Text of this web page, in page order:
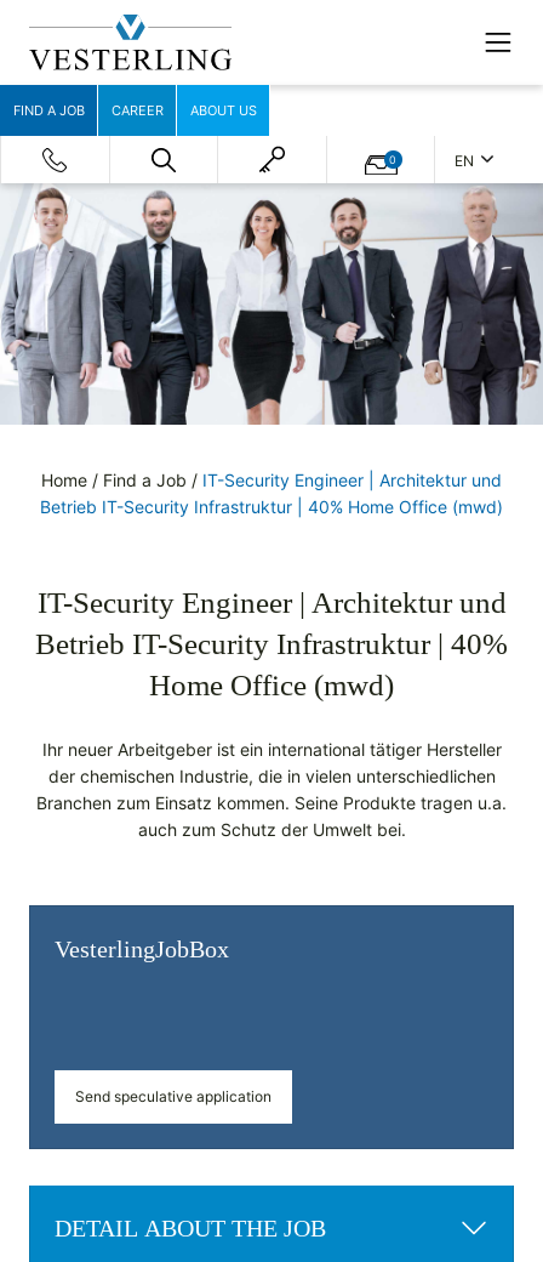
FIND A JOB CAREER ABOUT US
0 EN
Home / Find a Job / IT-Security Engineer | Architektur und
Betrieb IT-Security Infrastruktur | 40% Home Office (mwd)
IT-Security Engineer | Architektur und
Betrieb IT-Security Infrastruktur | 40%
Home Office (mwd)
Ihr neuer Arbeitgeber ist ein international tätiger Hersteller
der chemischen Industrie, die in vielen unterschiedlichen
Branchen zum Einsatz kommen. Seine Produkte tragen u.a.
auch zum Schutz der Umwelt bei.
Vesterling­JobBox
Send speculative application
DETAIL ABOUT THE JOB